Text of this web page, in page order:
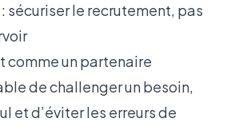
sécuriser le recrutement, pas
comme un partenaire
de challenger un besoin,
et d’éviter les erreurs de